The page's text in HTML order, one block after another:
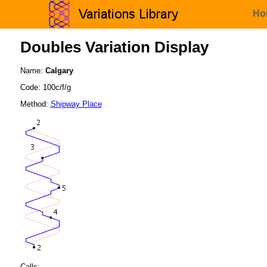
Doubles Variation Display
Name: Calgary
Code: 100c/f/g
Method: Shipway Place